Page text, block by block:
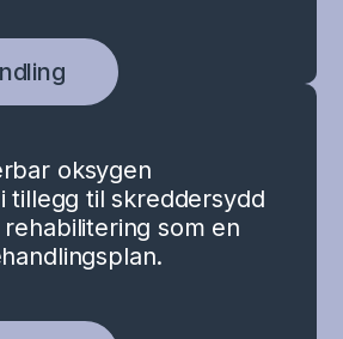
oksygen
tillegg til skreddersydd
som en